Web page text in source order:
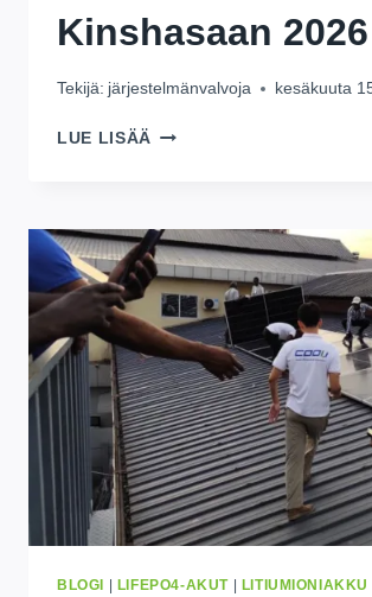
Kinshasaan 2026
Tekijä: järjestelmänvalvoja kesäkuuta
LUE LISÄÄ 1KWH
KOTIAKUN
SÄILYTYSOPAS
KINSHASAAN
2026
BLOGI LIFEPO4-AKUT| LITIUMIONIAKKU